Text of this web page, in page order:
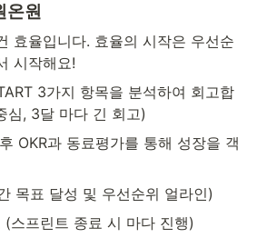
온원
효율입니다. 효율의 시작은 우선순
시작해요!
3가지 항목을 분석하여 회고합
심, 3달 마다 긴 회고)
OKR과 동료평가를 통해 성장을 객
목표 달성 및 우선순위 얼라인)
(스프린트 종료 시 마다 진행)